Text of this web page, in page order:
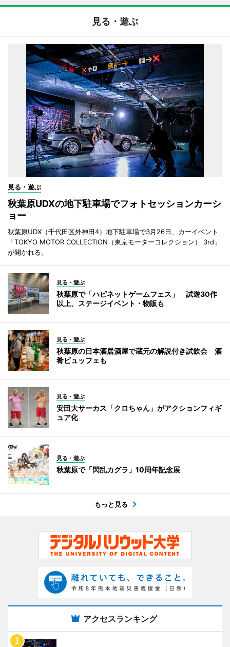
見る・遊ぶ
見る・遊ぶ
秋葉原UDXの地下駐車場でフォトセッションカーシ
ョー
秋葉原UDX（千代田区外神田4）地下駐車場で3月26日、カーイベント
「TOKYO MOTOR COLLECTION（東京モーターコレクション） 3rd」
が開かれる。
見る・遊ぶ
秋葉原で「ハピネットゲームフェス」 試遊30作
以上、ステージイベント・物販も
見る・遊ぶ
秋葉原の日本酒居酒屋で蔵元の解説付き試飲会 酒
肴ビュッフェも
見る・遊ぶ
安田大サーカス「クロちゃん」がアクションフィギ
ュア化
見る・遊ぶ
秋葉原で「閃乱カグラ」10周年記念展
もっと見る
アクセスランキング